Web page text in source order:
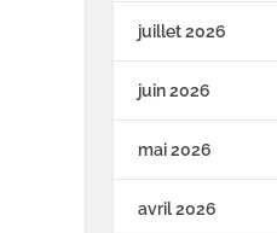
juillet 2026
juin 2026
mai 2026
avril 2026